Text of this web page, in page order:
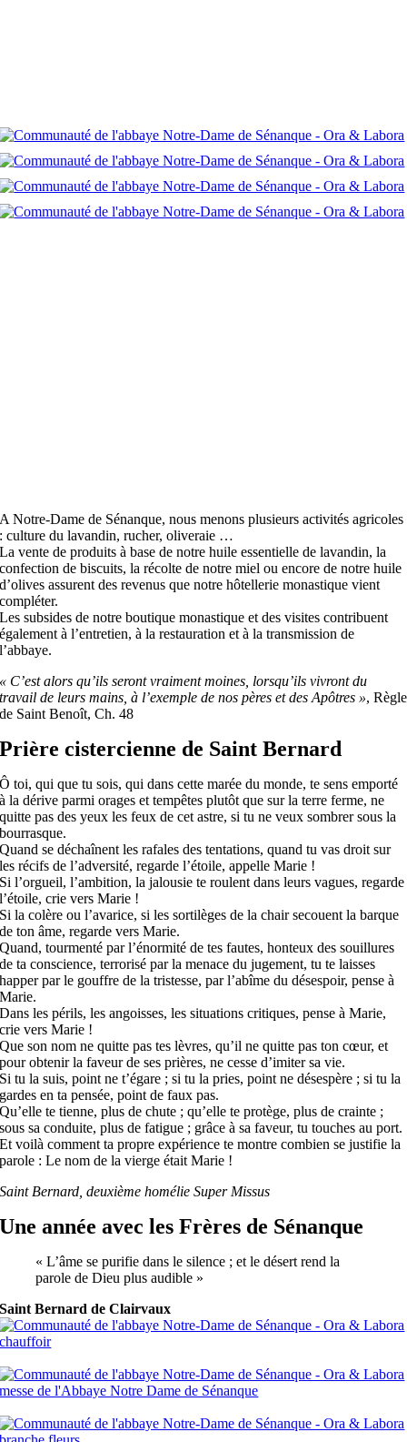
A Notre-Dame de Sénanque, nous menons plusieurs activités agricoles
: culture du lavandin, rucher, oliveraie …
La vente de produits à base de notre huile essentielle de lavandin, la
confection de biscuits, la récolte de notre miel ou encore de notre huile
d’olives assurent des revenus que notre hôtellerie monastique vient
compléter.
Les subsides de notre boutique monastique et des visites contribuent
également à l’entretien, à la restauration et à la transmission de
l’abbaye.
« C’est alors qu’ils seront vraiment moines, lorsqu’ils vivront du
travail de leurs mains, à l’exemple de nos pères et des Apôtres », Règle
de Saint Benoît, Ch. 48
Prière cistercienne de Saint Bernard
Ô toi, qui que tu sois, qui dans cette marée du monde, te sens emporté
à la dérive parmi orages et tempêtes plutôt que sur la terre ferme, ne
quitte pas des yeux les feux de cet astre, si tu ne veux sombrer sous la
bourrasque.
Quand se déchaînent les rafales des tentations, quand tu vas droit sur
les récifs de l’adversité, regarde l’étoile, appelle Marie !
Si l’orgueil, l’ambition, la jalousie te roulent dans leurs vagues, regarde
l’étoile, crie vers Marie !
Si la colère ou l’avarice, si les sortilèges de la chair secouent la barque
de ton âme, regarde vers Marie.
Quand, tourmenté par l’énormité de tes fautes, honteux des souillures
de ta conscience, terrorisé par la menace du jugement, tu te laisses
happer par le gouffre de la tristesse, par l’abîme du désespoir, pense à
Marie.
Dans les périls, les angoisses, les situations critiques, pense à Marie,
crie vers Marie !
Que son nom ne quitte pas tes lèvres, qu’il ne quitte pas ton cœur, et
pour obtenir la faveur de ses prières, ne cesse d’imiter sa vie.
Si tu la suis, point ne t’égare ; si tu la pries, point ne désespère ; si tu la
gardes en ta pensée, point de faux pas.
Qu’elle te tienne, plus de chute ; qu’elle te protège, plus de crainte ;
sous sa conduite, plus de fatigue ; grâce à sa faveur, tu touches au port.
Et voilà comment ta propre expérience te montre combien se justifie la
parole : Le nom de la vierge était Marie !
Saint Bernard, deuxième homélie Super Missus
Une année avec les Frères de Sénanque
« L’âme se purifie dans le silence ; et le désert rend la
parole de Dieu plus audible »
Saint Bernard de Clairvaux